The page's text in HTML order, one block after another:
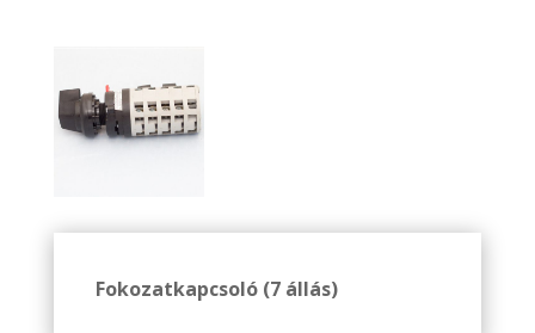
Fokozatkapcsoló (7 állás)